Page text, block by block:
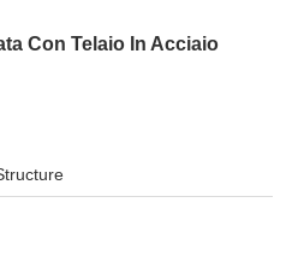
Con Telaio In Acciaio